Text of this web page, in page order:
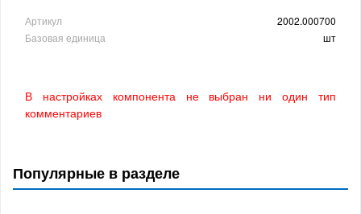
Артикул
2002.000700
Базовая единица
шт
В настройках компонента не выбран ни один тип
комментариев
Популярные в разделе